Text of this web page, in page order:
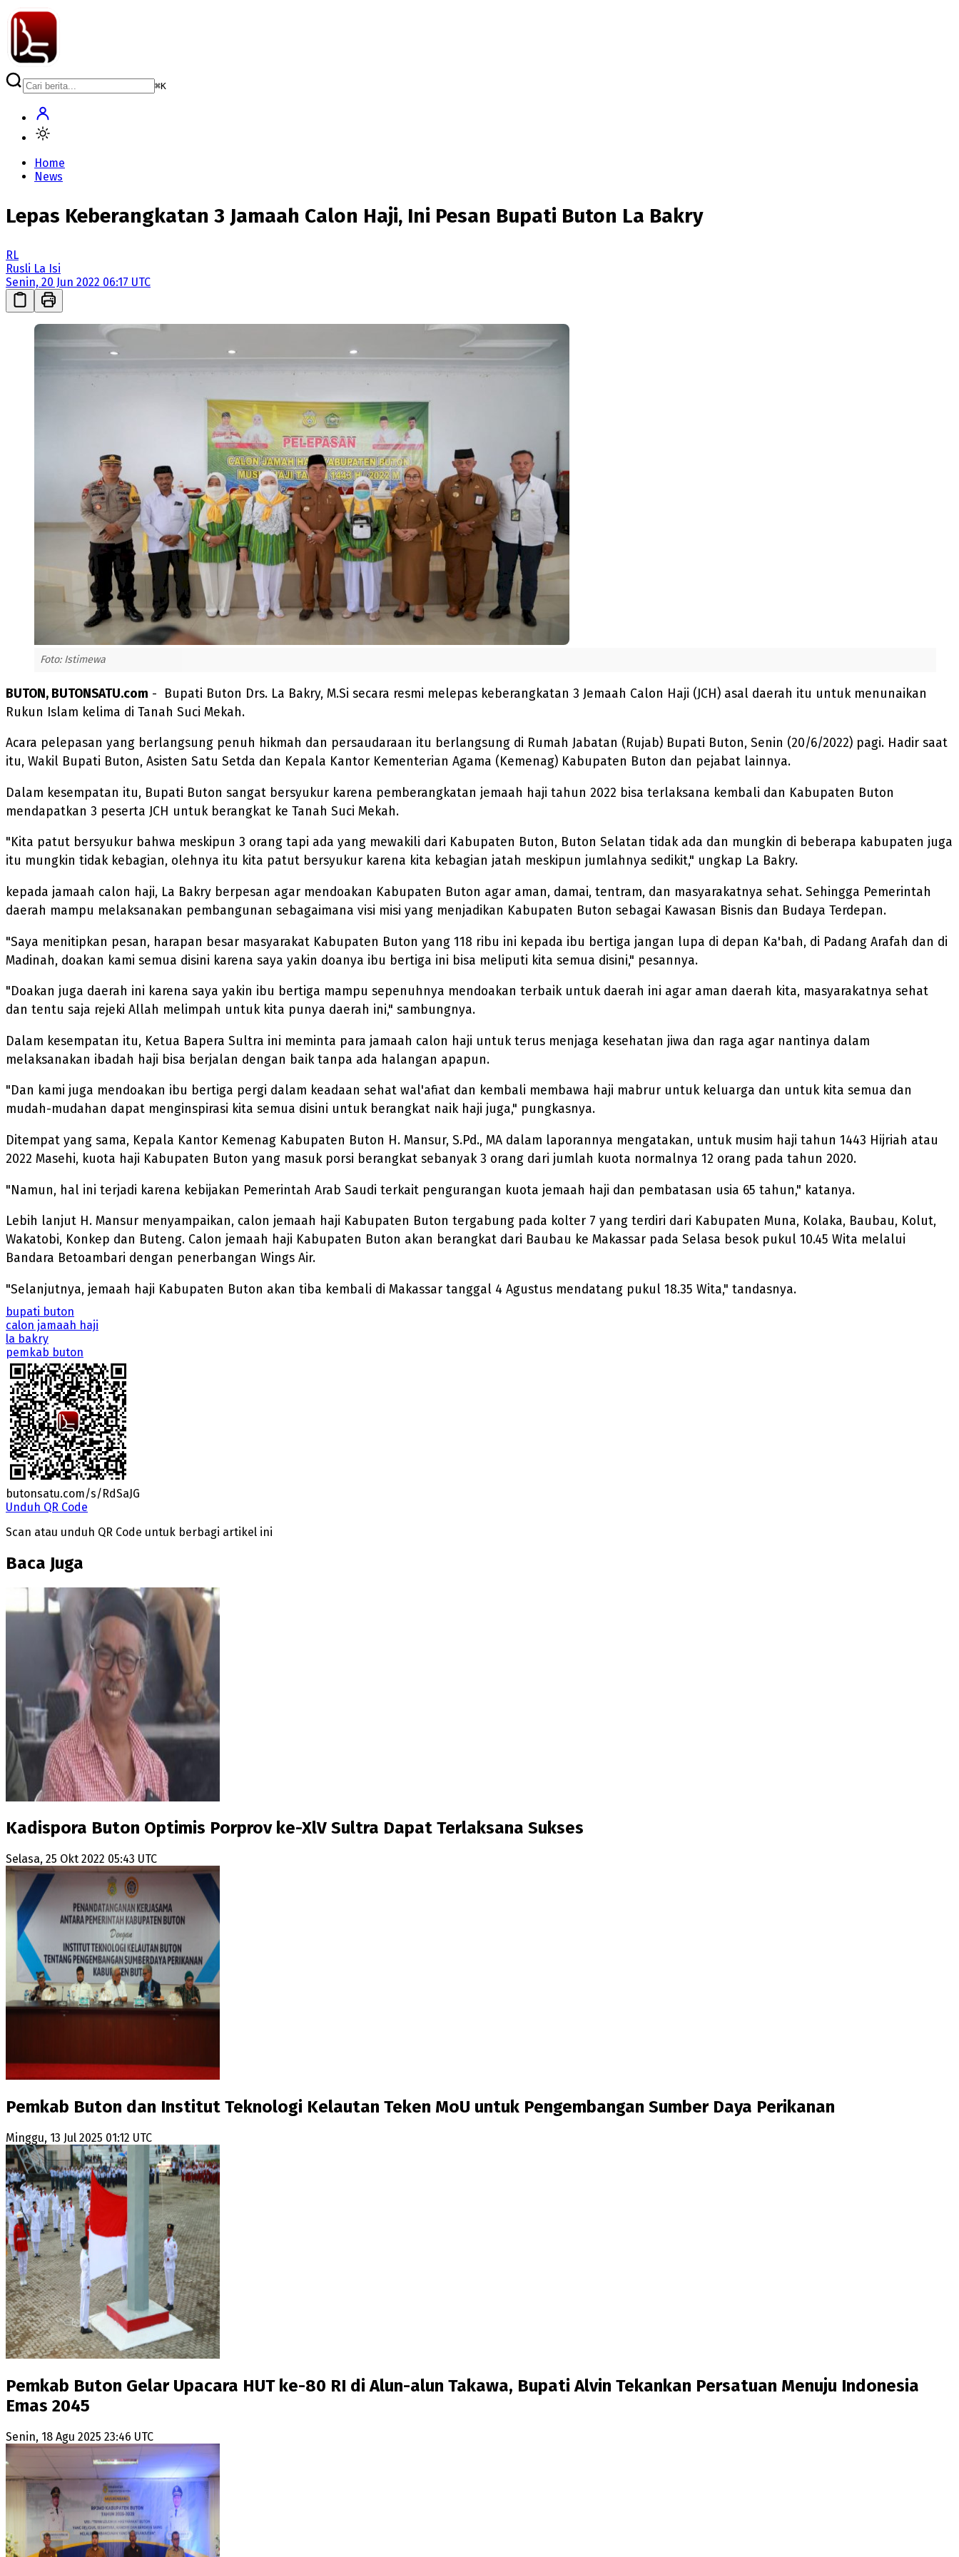
⌘K
Home
News
Lepas Keberangkatan 3 Jamaah Calon Haji, Ini Pesan Bupati Buton La Bakry
RL
Rusli La Isi
Senin, 20 Jun 2022 06:17 UTC
Foto: Istimewa
BUTON, BUTONSATU.com - Bupati Buton Drs. La Bakry, M.Si secara resmi melepas keberangkatan 3 Jemaah Calon Haji (JCH) asal daerah itu untuk menunaikan
Rukun Islam kelima di Tanah Suci Mekah.
Acara pelepasan yang berlangsung penuh hikmah dan persaudaraan itu berlangsung di Rumah Jabatan (Rujab) Bupati Buton, Senin (20/6/2022) pagi. Hadir saat
itu, Wakil Bupati Buton, Asisten Satu Setda dan Kepala Kantor Kementerian Agama (Kemenag) Kabupaten Buton dan pejabat lainnya.
Dalam kesempatan itu, Bupati Buton sangat bersyukur karena pemberangkatan jemaah haji tahun 2022 bisa terlaksana kembali dan Kabupaten Buton
mendapatkan 3 peserta JCH untuk berangkat ke Tanah Suci Mekah.
"Kita patut bersyukur bahwa meskipun 3 orang tapi ada yang mewakili dari Kabupaten Buton, Buton Selatan tidak ada dan mungkin di beberapa kabupaten juga
itu mungkin tidak kebagian, olehnya itu kita patut bersyukur karena kita kebagian jatah meskipun jumlahnya sedikit," ungkap La Bakry.
kepada jamaah calon haji, La Bakry berpesan agar mendoakan Kabupaten Buton agar aman, damai, tentram, dan masyarakatnya sehat. Sehingga Pemerintah
daerah mampu melaksanakan pembangunan sebagaimana visi misi yang menjadikan Kabupaten Buton sebagai Kawasan Bisnis dan Budaya Terdepan.
"Saya menitipkan pesan, harapan besar masyarakat Kabupaten Buton yang 118 ribu ini kepada ibu bertiga jangan lupa di depan Ka'bah, di Padang Arafah dan di
Madinah, doakan kami semua disini karena saya yakin doanya ibu bertiga ini bisa meliputi kita semua disini," pesannya.
"Doakan juga daerah ini karena saya yakin ibu bertiga mampu sepenuhnya mendoakan terbaik untuk daerah ini agar aman daerah kita, masyarakatnya sehat
dan tentu saja rejeki Allah melimpah untuk kita punya daerah ini," sambungnya.
Dalam kesempatan itu, Ketua Bapera Sultra ini meminta para jamaah calon haji untuk terus menjaga kesehatan jiwa dan raga agar nantinya dalam
melaksanakan ibadah haji bisa berjalan dengan baik tanpa ada halangan apapun.
"Dan kami juga mendoakan ibu bertiga pergi dalam keadaan sehat wal'afiat dan kembali membawa haji mabrur untuk keluarga dan untuk kita semua dan
mudah-mudahan dapat menginspirasi kita semua disini untuk berangkat naik haji juga," pungkasnya.
Ditempat yang sama, Kepala Kantor Kemenag Kabupaten Buton H. Mansur, S.Pd., MA dalam laporannya mengatakan, untuk musim haji tahun 1443 Hijriah atau
2022 Masehi, kuota haji Kabupaten Buton yang masuk porsi berangkat sebanyak 3 orang dari jumlah kuota normalnya 12 orang pada tahun 2020.
"Namun, hal ini terjadi karena kebijakan Pemerintah Arab Saudi terkait pengurangan kuota jemaah haji dan pembatasan usia 65 tahun," katanya.
Lebih lanjut H. Mansur menyampaikan, calon jemaah haji Kabupaten Buton tergabung pada kolter 7 yang terdiri dari Kabupaten Muna, Kolaka, Baubau, Kolut,
Wakatobi, Konkep dan Buteng. Calon jemaah haji Kabupaten Buton akan berangkat dari Baubau ke Makassar pada Selasa besok pukul 10.45 Wita melalui
Bandara Betoambari dengan penerbangan Wings Air.
"Selanjutnya, jemaah haji Kabupaten Buton akan tiba kembali di Makassar tanggal 4 Agustus mendatang pukul 18.35 Wita," tandasnya.
bupati buton
calon jamaah haji
la bakry
pemkab buton
butonsatu.com/s/RdSaJG
Unduh QR Code
Scan atau unduh QR Code untuk berbagi artikel ini
Baca Juga
Kadispora Buton Optimis Porprov ke-XlV Sultra Dapat Terlaksana Sukses
Selasa, 25 Okt 2022 05:43 UTC
Pemkab Buton dan Institut Teknologi Kelautan Teken MoU untuk Pengembangan Sumber Daya Perikanan
Minggu, 13 Jul 2025 01:12 UTC
Pemkab Buton Gelar Upacara HUT ke-80 RI di Alun-alun Takawa, Bupati Alvin Tekankan Persatuan Menuju Indonesia
Emas 2045
Senin, 18 Agu 2025 23:46 UTC